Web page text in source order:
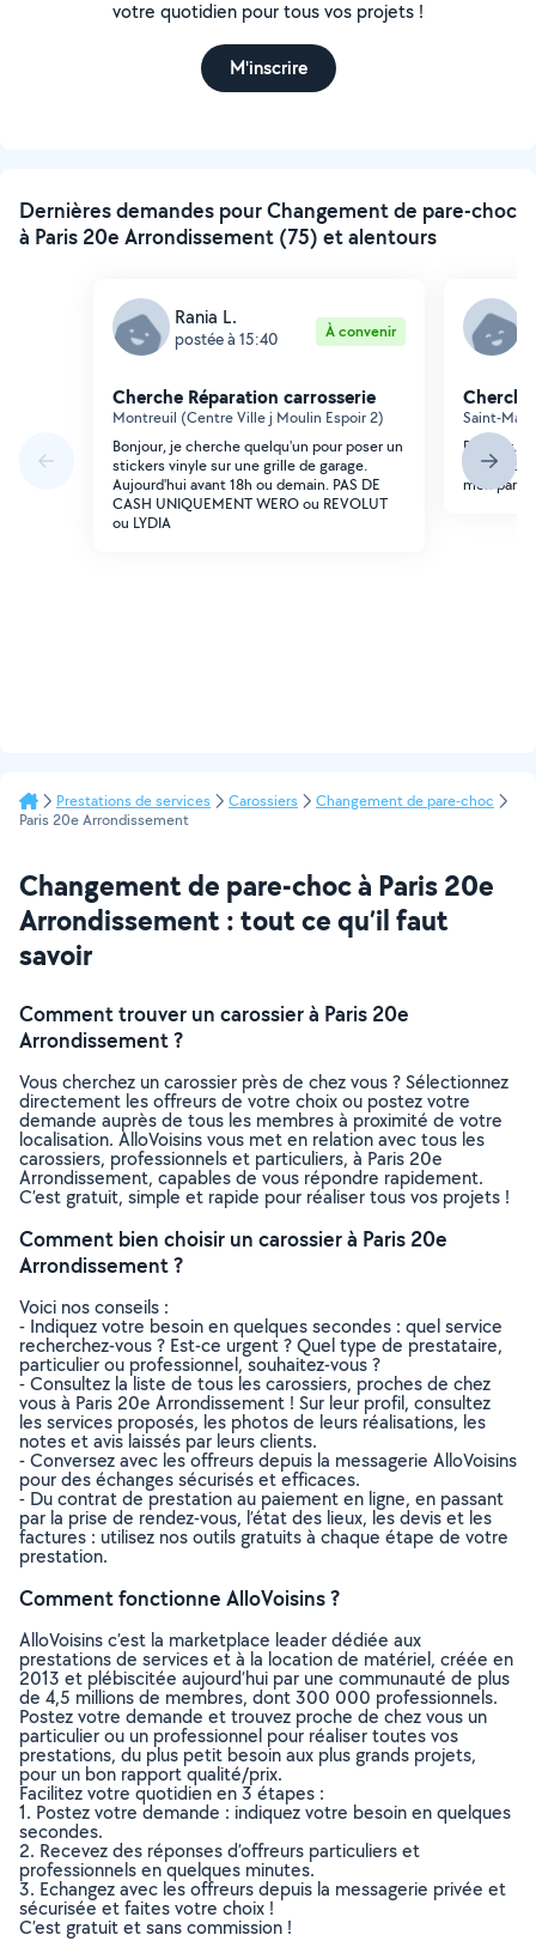
votre quotidien pour tous vos projets !
M'inscrire
Dernières demandes pour Changement de pare-choc
à Paris 20e Arrondissement (75) et alentours
Rania L.
postée à 15:40 À convenir
Cherche Réparation carrosserie
Montreuil (Centre Ville j Moulin Espoir 2)
Bonjour, je cherche quelqu'un pour poser un
stickers vinyle sur une grille de garage.
Aujourd'hui avant 18h ou demain. PAS DE
CASH UNIQUEMENT WERO ou REVOLUT
ou LYDIA
Saint-
Bonjour,
mon
Prestations de services Carossiers
Changement de pare-choc
Paris 20e Arrondissement
Changement de pare-choc à Paris 20e
Arrondissement : tout ce qu’il faut
savoir
Comment trouver un carossier à Paris 20e
Arrondissement ?
Vous cherchez un carossier près de chez vous ? Sélectionnez
directement les offreurs de votre choix ou postez votre
demande auprès de tous les membres à proximité de votre
localisation. AlloVoisins vous met en relation avec tous les
carossiers, professionnels et particuliers, à Paris 20e
Arrondissement, capables de vous répondre rapidement.
C’est gratuit, simple et rapide pour réaliser tous vos projets !
Comment bien choisir un carossier à Paris 20e
Arrondissement ?
Voici nos conseils :
- Indiquez votre besoin en quelques secondes : quel service
recherchez-vous ? Est-ce urgent ? Quel type de prestataire,
particulier ou professionnel, souhaitez-vous ?
- Consultez la liste de tous les carossiers, proches de chez
vous à Paris 20e Arrondissement ! Sur leur profil, consultez
les services proposés, les photos de leurs réalisations, les
notes et avis laissés par leurs clients.
- Conversez avec les offreurs depuis la messagerie AlloVoisins
pour des échanges sécurisés et efficaces.
- Du contrat de prestation au paiement en ligne, en passant
par la prise de rendez-vous, l’état des lieux, les devis et les
factures : utilisez nos outils gratuits à chaque étape de votre
prestation.
Comment fonctionne AlloVoisins ?
AlloVoisins c’est la marketplace leader dédiée aux
prestations de services et à la location de matériel, créée en
2013 et plébiscitée aujourd’hui par une communauté de plus
de 4,5 millions de membres, dont 300 000 professionnels.
Postez votre demande et trouvez proche de chez vous un
particulier ou un professionnel pour réaliser toutes vos
prestations, du plus petit besoin aux plus grands projets,
pour un bon rapport qualité/prix.
Facilitez votre quotidien en 3 étapes :
1. Postez votre demande : indiquez votre besoin en quelques
secondes.
2. Recevez des réponses d’offreurs particuliers et
professionnels en quelques minutes.
3. Echangez avec les offreurs depuis la messagerie privée et
sécurisée et faites votre choix !
C’est gratuit et sans commission !